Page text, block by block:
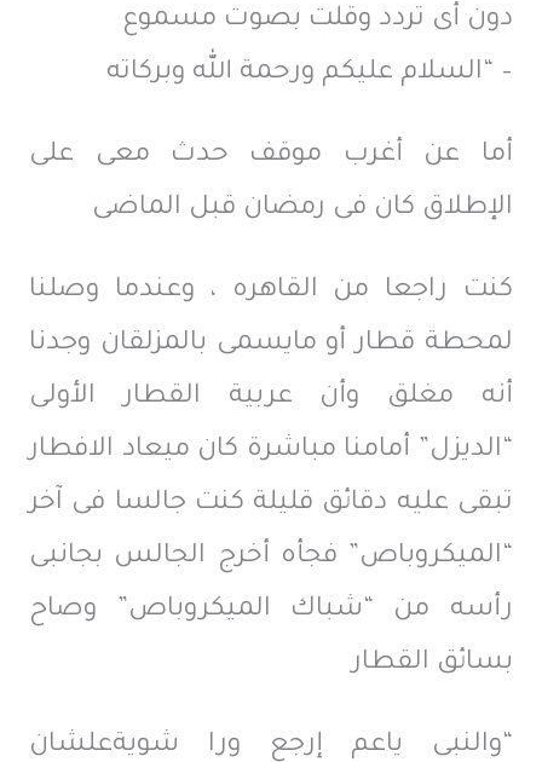
دون أى تردد وقلت بصوت مسموع
– “السلام عليكم ورحمة الله وبركاته
أما عن أغرب موقف حدث معى على
الإطلاق كان فى رمضان قبل الماضى
كنت راجعا من القاهره ، وعندما وصلنا
لمحطة قطار أو مايسمى بالمزلقان وجدنا
أنه مغلق وأن عربية القطار الأولى
“الديزل” أمامنا مباشرة كان ميعاد الافطار
تبقى عليه دقائق قليلة كنت جالسا فى آخر
“الميكروباص” فجأه أخرج الجالس بجانبى
رأسه من “شباك الميكروباص” وصاح
بسائق القطار
“والنبى ياعم إرجع ورا شويةعلشان